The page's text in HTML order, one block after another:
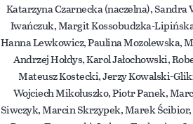
Katarzyna Czarnecka (naczelna),
Iwańczuk, Margit Kossobudzka-
Hanna Lewkowicz, Paulina Mozolewska,
Andrzej Hołdys, Karol Jałochowski,
Mateusz Kostecki, Jerzy Kowalski-
Wojciech Mikołuszko, Piotr Panek,
Siwczyk, Marcin Skrzypek, Marek Ścibior,